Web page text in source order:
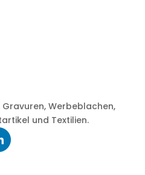
Werbeblachen,
und Textilien.